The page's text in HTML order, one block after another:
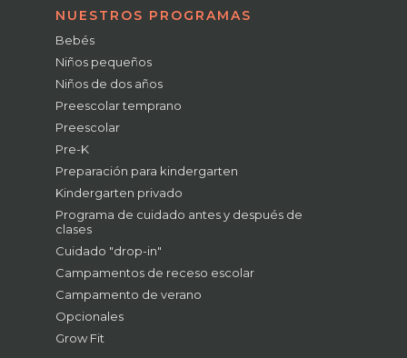
NUESTROS PROGRAMAS
Bebés
Niños pequeños
Niños de dos años
Preescolar temprano
Preescolar
Pre-K
Preparación para kindergarten
Kindergarten privado
Programa de cuidado antes y después de
clases
Cuidado "drop-in"
Campamentos de receso escolar
Campamento de verano
Opcionales
Grow Fit